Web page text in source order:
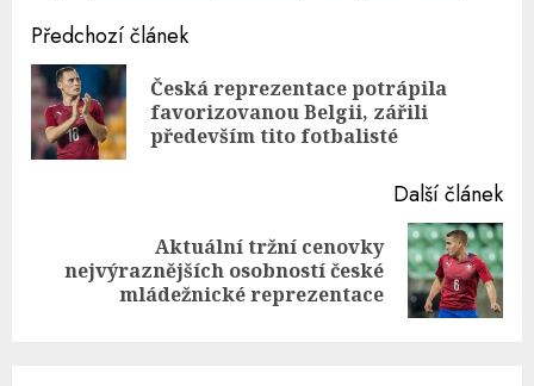
Continue
Reading
Předchozí článek
Česká reprezentace potrápila
favorizovanou Belgii, zářili
především tito fotbalisté
Další článek
Next
Aktuální tržní cenovky
nejvýraznějších osobností české
mládežnické reprezentace